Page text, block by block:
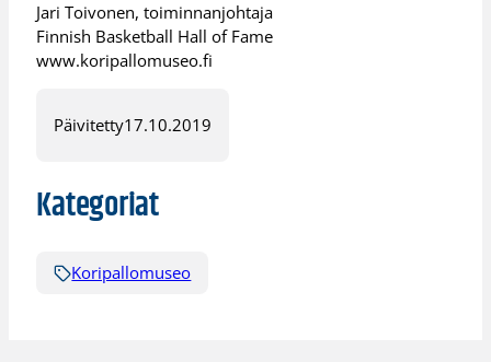
Jari Toivonen, toiminnanjohtaja
Finnish Basketball Hall of Fame
www.koripallomuseo.fi
Päivitetty17.10.2019
Kategoriat
Koripallomuseo